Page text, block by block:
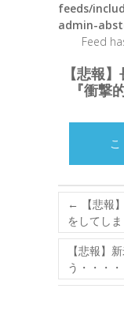
feeds/
admin-
Feed
【悲報
『衝撃
←
【悲報
をしてし
【悲報】
う・・・・